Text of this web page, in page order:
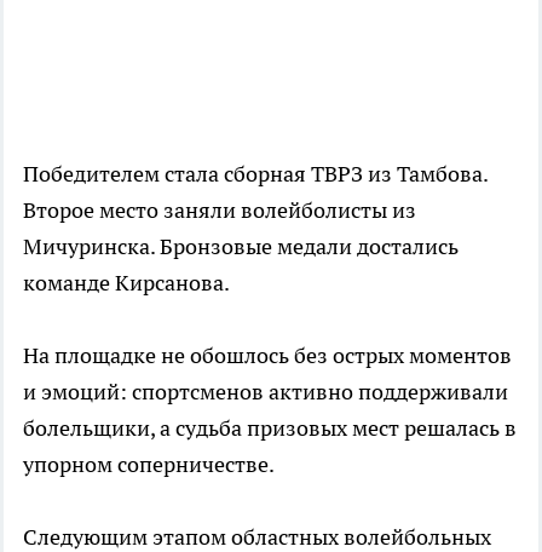
Победителем стала сборная ТВРЗ из Тамбова.
Второе место заняли волейболисты из
Мичуринска. Бронзовые медали достались
команде Кирсанова.
На площадке не обошлось без острых моментов
и эмоций: спортсменов активно поддерживали
болельщики, а судьба призовых мест решалась в
упорном соперничестве.
Следующим этапом областных волейбольных